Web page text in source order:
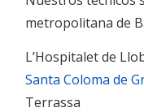
metropolitana de
L’Hospitalet de
Santa Coloma de
Terrassa